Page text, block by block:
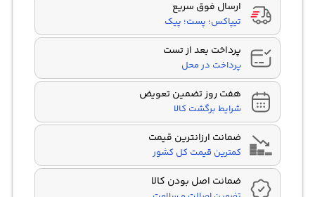
ارسال فوق سریع
تیپاکس؛ پست؛ پیک
پرداخت بعد از تست
پرداخت در محل
هفت روز تضمین تعویض
شرایط برگشت کالا
ضمانت ارزانترین قیمت
کمترین قیمت کل کشور
ضمانت اصل بودن کالا